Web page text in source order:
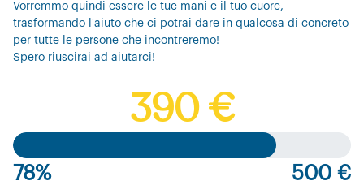
Vorremmo quindi essere le tue mani e il tuo cuore,
trasformando l'aiuto che ci potrai dare in qualcosa di concreto
per tutte le persone che incontreremo!
Spero riuscirai ad aiutarci!
390 €
78%
500 €